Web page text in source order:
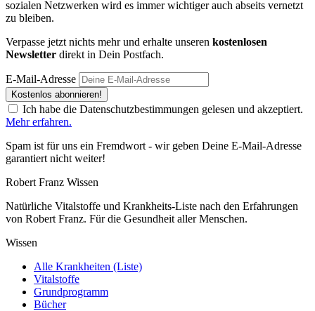
sozialen Netzwerken wird es immer wichtiger auch abseits vernetzt
zu bleiben.
Verpasse jetzt nichts mehr und erhalte unseren kostenlosen
Newsletter direkt in Dein Postfach.
E-Mail-Adresse
Kostenlos abonnieren!
Ich habe die Datenschutzbestimmungen gelesen und akzeptiert.
Mehr erfahren.
Spam ist für uns ein Fremdwort - wir geben Deine E-Mail-Adresse
garantiert nicht weiter!
Robert Franz Wissen
Natürliche Vitalstoffe und Krankheits-Liste nach den Erfahrungen
von Robert Franz. Für die Gesundheit aller Menschen.
Wissen
Alle Krankheiten (Liste)
Vitalstoffe
Grundprogramm
Bücher